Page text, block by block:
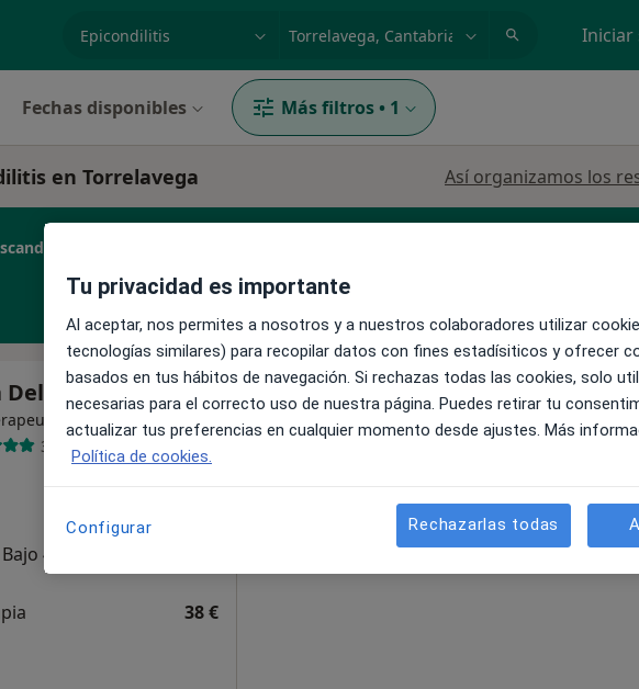
Iniciar
Fechas disponibles Más filtros • 1
en Torrelavega Así organizamos los
Del Moral Núñez
Ver más
37 opiniones
38 €
La reserva de cita online no está
Pedir una cita
Tu privacidad es importante
Al aceptar, nos permites a nosotros y a nuestros colaboradores utilizar
tecnologías similares) para recopilar datos con fines estadísiticos y ofrecer
basados en tus hábitos de navegación. Si rechazas todas las cookies, solo
necesarias para el correcto uso de nuestra página. Puedes retirar tu
actualizar tus preferencias en cualquier momento desde ajustes. Más
Política de cookies.
Configurar Rechazarlas todas